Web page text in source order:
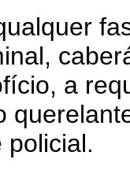
a
policial.